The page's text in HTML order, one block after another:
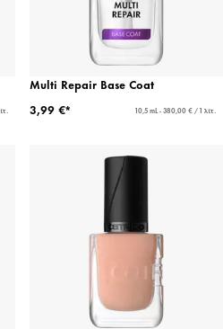
Multi Repair Base Coat
3,99 €*
10,5 mL - 380,00 € / 1 λίτ.